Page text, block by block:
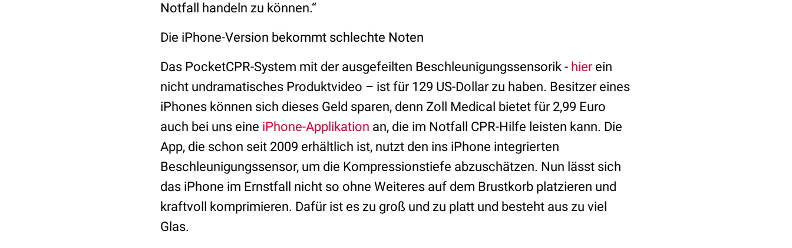
Notfall handeln zu können.“
Die iPhone-Version bekommt schlechte Noten
Das PocketCPR-System mit der ausgefeilten Beschleunigungssensorik - hierein
nicht undramatisches Produktvideo – ist für 129 US-Dollar zu haben. Besitzer eines
iPhones können sich dieses Geld sparen, denn Zoll Medical bietet für 2,99 Euro
auch bei uns eine iPhone-Applikation an, die im Notfall CPR-Hilfe leisten kann. Die
App, die schon seit 2009 erhältlich ist, nutzt den ins iPhone integrierten
Beschleunigungssensor, um die Kompressionstiefe abzuschätzen. Nun lässt sich
das iPhone im Ernstfall nicht so ohne Weiteres auf dem Brustkorb platzieren und
kraftvoll komprimieren. Dafür ist es zu groß und zu platt und besteht aus zu viel
Glas.